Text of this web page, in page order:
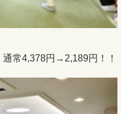
常4,378円→2,189円！！